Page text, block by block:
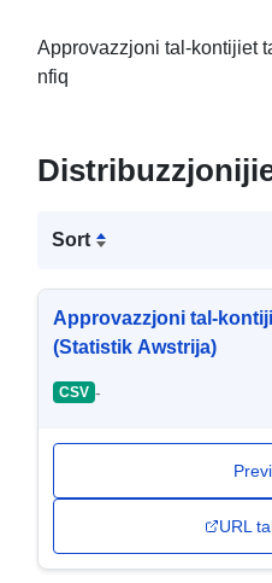
Approvazzjoni tal-kontijiet
nfiq
Sort
Approvazzjoni tal-
(Statistik Awstrija)
CSV -
URL